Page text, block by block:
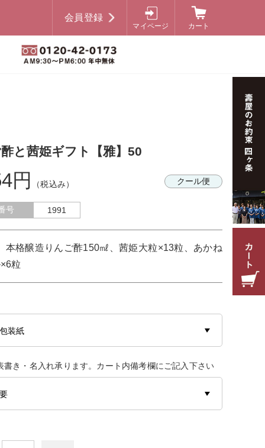
会員登録
マイページ カート
と茜姫ギフト【雅】50
クール便
円 （税込み）
号 1991
本格醸造りんご酢150㎖、茜姫大粒×13粒、あかね
粒
き・名入れ承ります。カート内備考欄にご記入下さい